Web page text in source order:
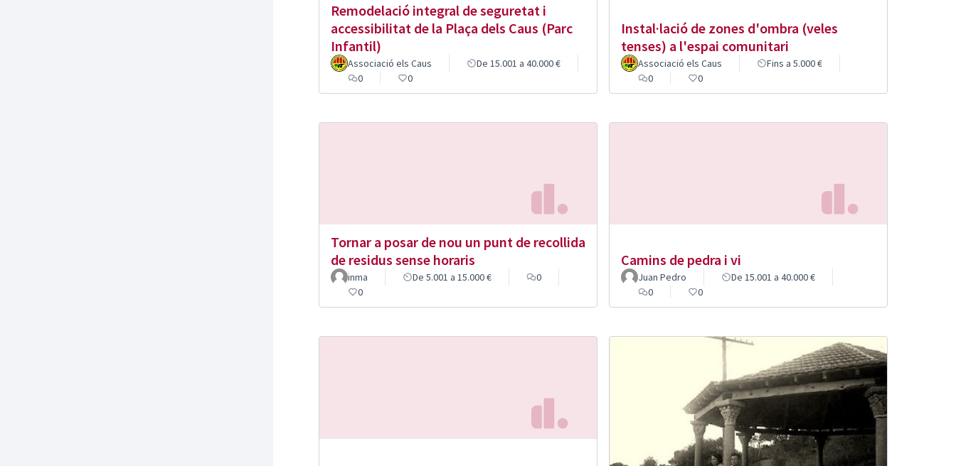
Remodelació integral de seguretat i
accessibilitat de la Plaça dels Caus (Parc
Infantil)
Associació els Caus
De 15.001 a 40.000 €
0
0
Instal·lació de zones d'ombra (veles
tenses) a l'espai comunitari
Associació els Caus
Fins a 5.000 €
0
0
Tornar a posar de nou un punt de recollida
de residus sense horaris
inma De 5.001 a 15.000 €
0
0
Camins de pedra i vi
Juan Pedro
De 15.001 a 40.000 €
0
0